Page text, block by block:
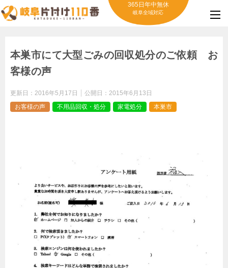
365日年中無休
岐阜全域対応
本巣市にて大型ごみの回収処分のご依頼 お
客様の声
更新日： 2016年5月17日 公開日： 2015年6月13日
お客様の声
不用品回収・処分 家電処分 本巣市